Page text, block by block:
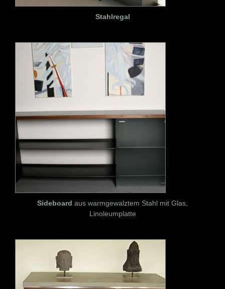
Stahlregal
Sideboard aus warmgewalztem Stahl mit Glas,
Linoleumplatte